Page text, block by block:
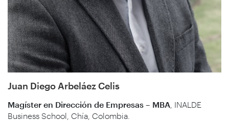
Juan Diego Arbeláez Celis
Magíster en Dirección de Empresas – MBA , INALDE
Business School, Chía, Colombia.